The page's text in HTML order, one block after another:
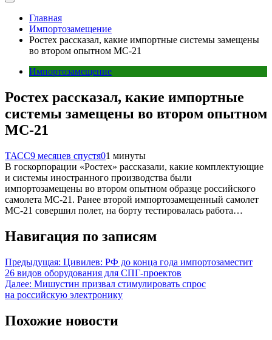
Главная
Импортозамещение
Ростех рассказал, какие импортные системы замещены
во втором опытном МС-21
Импортозамещение
Ростех рассказал, какие импортные
системы замещены во втором опытном
МС-21
ТАСС9 месяцев спустя01 минуты
В госкорпорации «Ростех» рассказали, какие комплектующие
и системы иностранного производства были
импортозамещены во втором опытном образце российского
самолета МС-21. Ранее второй импортозамещенный самолет
МС-21 совершил полет, на борту тестировалась работа…
Навигация по записям
Предыдущая: Цивилев: РФ до конца года импортозаместит
26 видов оборудования для СПГ-проектов
Далее: Мишустин призвал стимулировать спрос
на российскую электронику
Похожие новости